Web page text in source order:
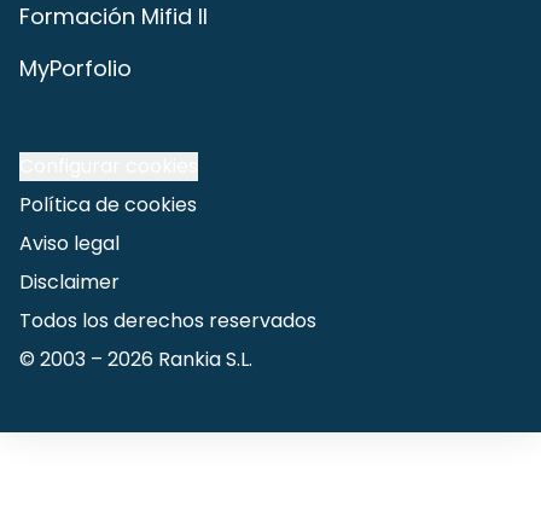
Formación Mifid II
MyPorfolio
Política de cookies
Aviso legal
Disclaimer
Todos los derechos reservados
© 2003 – 2026 Rankia S.L.